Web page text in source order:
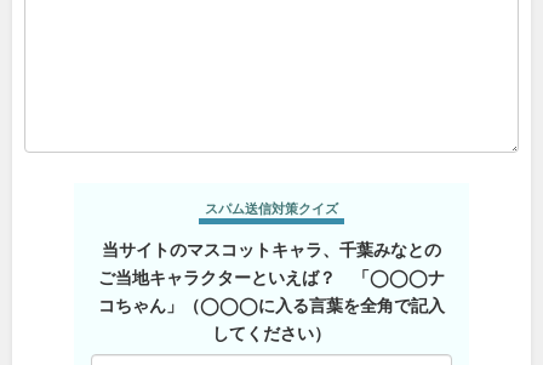
スパム送信対策クイズ
当サイトのマスコットキャラ、千葉みなとの
ご当地キャラクターといえば？ 「◯◯◯ナ
コちゃん」（◯◯◯に入る言葉を全角で記入
してください）